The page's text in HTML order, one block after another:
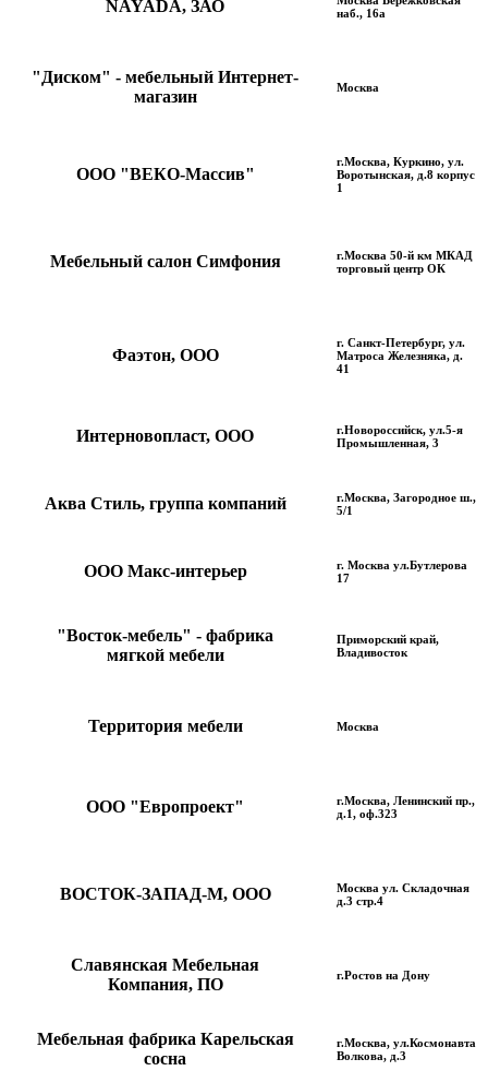
NAYADA, ЗАО
наб., 16а
"Диском" - мебельный Интернет-
магазин
Москва
ООО "ВЕКО-Массив"
г.Москва, Куркино, ул.
Воротынская, д.8 корпус
1
Мебельный салон Симфония
г.Москва 50-й км МКАД
торговый центр ОК
Фаэтон, ООО
г. Санкт-Петербург, ул.
Матроса Железняка, д.
41
Интерновопласт, ООО
г.Новороссийск, ул.5-я
Промышленная, 3
Аква Стиль, группа компаний
г.Москва, Загородное ш.,
5/1
ООО Макс-интерьер
г. Москва ул.Бутлерова
17
"Восток-мебель" - фабрика
мягкой мебели
Приморский край,
Владивосток
Территория мебели Москва
ООО "Европроект"
г.Москва, Ленинский пр.,
д.1, оф.323
ВОСТОК-ЗАПАД-М, ООО
Москва ул. Складочная
д.3 стр.4
Славянская Мебельная
Компания, ПО
г.Ростов на Дону
Мебельная фабрика Карельская
сосна
г.Москва, ул.Космонавта
Волкова, д.3